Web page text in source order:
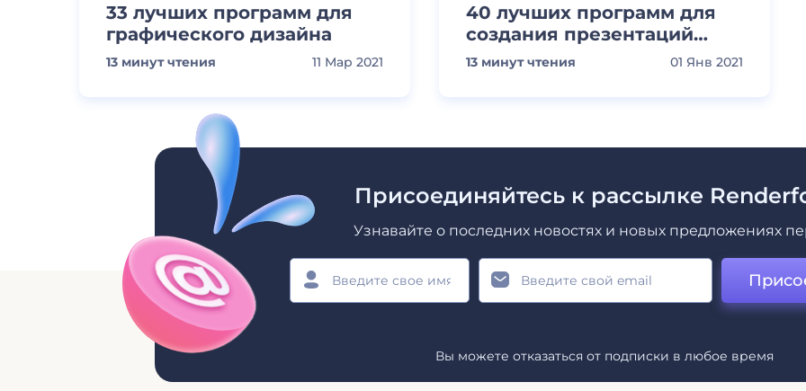
33 лучших программ для
графического дизайна
13 минут чтения 11 Мар 2021
40 лучших программ для
создания презентаций
[Полный список на 2022]
13 минут чтения 01 Янв 2021
Присоединяйтесь к рассылке
Узнавайте о последних новостях и новых предложениях
Вы можете отказаться от подписки в любое время